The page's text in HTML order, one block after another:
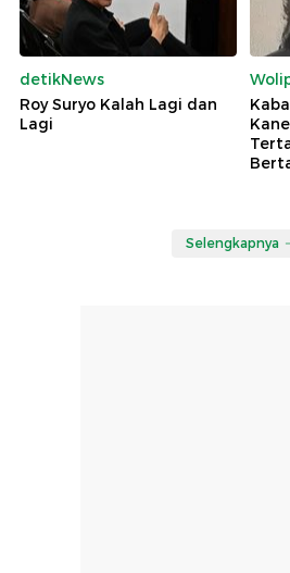
detikNews
Roy Suryo Kalah Lagi dan
Lagi
Selengkapnya